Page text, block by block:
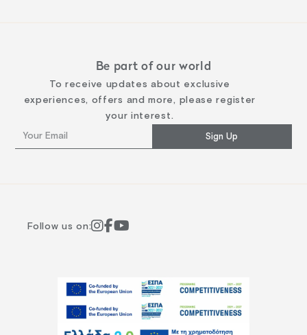
Be part of our world
To receive updates about exclusive
experiences, offers and more, please register
your interest.
Sign Up
Follow us on: